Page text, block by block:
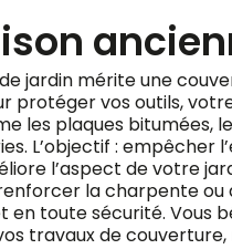
jardin mérite une
protéger vos outils,
les plaques
L’objectif : empêcher
l’aspect de votre
la charpente
toute sécurité. Vous
travaux de